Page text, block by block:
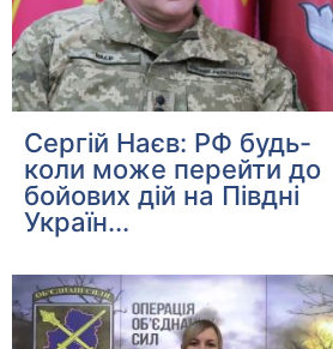
Сергій Наєв: РФ будь-
коли може перейти до
бойових дій на Півдні
Україн...